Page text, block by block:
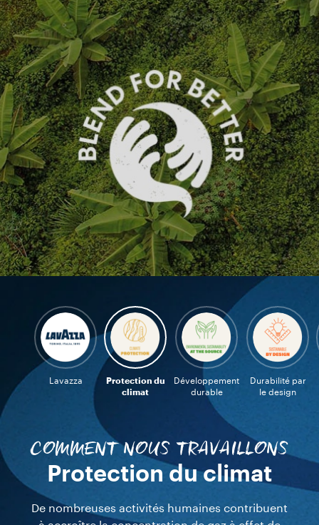
Lavazza
Protection du
climat
Développement
durable
Durabilité par
le design
COMMENT NOUS TRAVAILLONS
Développement
durable